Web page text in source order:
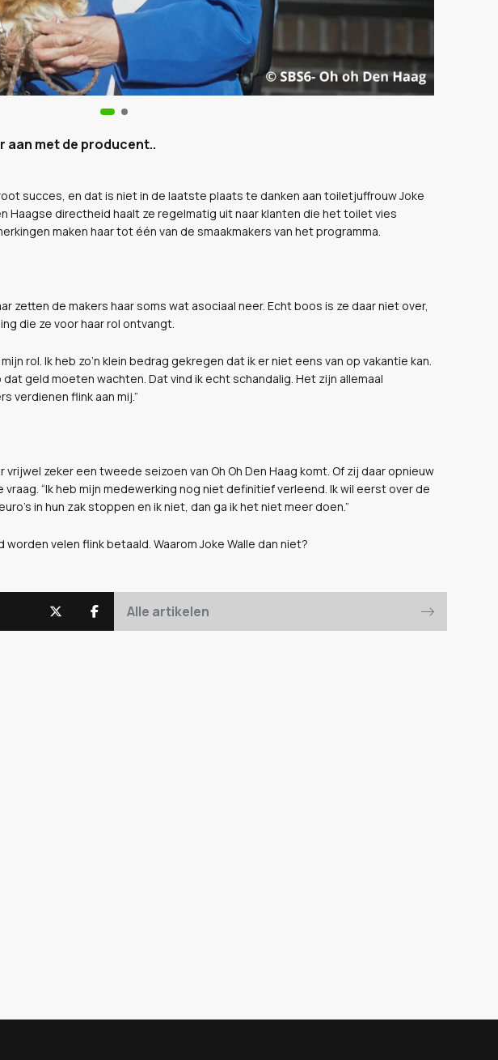
aan met de producent..
succes, en dat is niet in de laatste plaats te danken aan toiletjuffrouw Joke
Haagse directheid haalt ze regelmatig uit naar klanten die het toilet vies
maken haar tot één van de smaakmakers van het programma.
zetten de makers haar soms wat asociaal neer. Echt boos is ze daar niet over,
die ze voor haar rol ontvangt.
rol. Ik heb zo’n klein bedrag gekregen dat ik er niet eens van op vakantie kan.
geld moeten wachten. Dat vind ik echt schandalig. Het zijn allemaal
verdienen flink aan mij.”
zeker een tweede seizoen van Oh Oh Den Haag komt. Of zij daar opnieuw
“Ik heb mijn medewerking nog niet definitief verleend. Ik wil eerst over de
in hun zak stoppen en ik niet, dan ga ik het niet meer doen.”
velen flink betaald. Waarom Joke Walle dan niet?
Alle artikelen